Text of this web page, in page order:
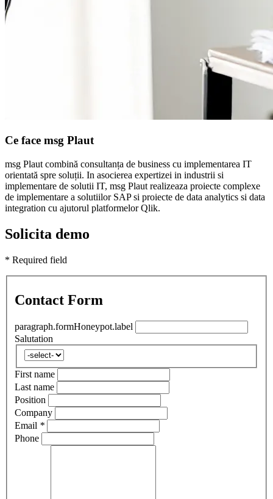
Ce face msg Plaut
msg Plaut combină consultanța de business cu implementarea IT
orientată spre soluții. In asocierea expertizei in industrii si
implementare de solutii IT, msg Plaut realizeaza proiecte complexe
de implementare a solutiilor SAP si proiecte de data analytics si data
integration cu ajutorul platformelor Qlik.
Solicita demo
* Required field
Contact Form
paragraph.formHoneypot.label
Salutation
First name
Last name
Position
Company
Email *
Phone